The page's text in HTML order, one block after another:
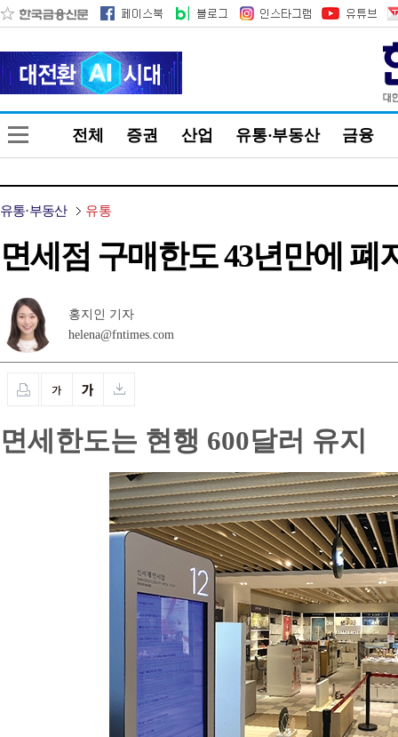
전체 증권 산업 유통·부동산 금융
유통·부동산 유통
면세점 구매한도 43년만에
홍지인 기자
helena@fntimes.com
면세한도는 현행 600달러 유지